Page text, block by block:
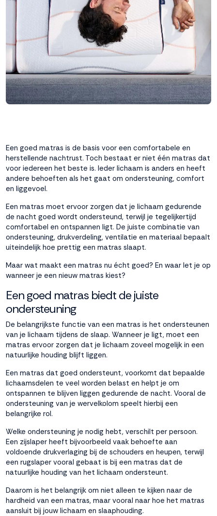
interactie met ons
binnen en buiten
onze website te
volgen. Dat doen we
legitiem en belangrijk,
anoniem. Meer
weten? LeesBekijk
dit overzichtvoor
alle
cookieinstellingen en
onze marketing
cookies. Kies je voor
Weigeren? Dan
plaatsen we alleen
functionele en
Weigeren
Accepteren
Een goed matras is de basis voor een comfortabele en
herstellende nachtrust. Toch bestaat er niet één matras dat
voor iedereen het beste is. Ieder lichaam is anders en heeft
andere behoeften als het gaat om ondersteuning, comfort
en liggevoel.
Een matras moet ervoor zorgen dat je lichaam gedurende
de nacht goed wordt ondersteund, terwijl je tegelijkertijd
comfortabel en ontspannen ligt. De juiste combinatie van
ondersteuning, drukverdeling, ventilatie en materiaal bepaalt
uiteindelijk hoe prettig een matras slaapt.
Maar wat maakt een matras nu écht goed? En waar let je op
wanneer je een nieuw matras kiest?
Een goed matras biedt de juiste
ondersteuning
De belangrijkste functie van een matras is het ondersteunen
van je lichaam tijdens de slaap. Wanneer je ligt, moet een
matras ervoor zorgen dat je lichaam zoveel mogelijk in een
natuurlijke houding blijft liggen.
Een matras dat goed ondersteunt, voorkomt dat bepaalde
lichaamsdelen te veel worden belast en helpt je om
ontspannen te blijven liggen gedurende de nacht. Vooral de
ondersteuning van je wervelkolom speelt hierbij een
belangrijke rol.
Welke ondersteuning je nodig hebt, verschilt per persoon.
Een zijslaper heeft bijvoorbeeld vaak behoefte aan
voldoende drukverlaging bij de schouders en heupen, terwijl
een rugslaper vooral gebaat is bij een matras dat de
natuurlijke houding van het lichaam ondersteunt.
Daarom is het belangrijk om niet alleen te kijken naar de
hardheid van een matras, maar vooral naar hoe het matras
aansluit bij jouw lichaam en slaaphouding.